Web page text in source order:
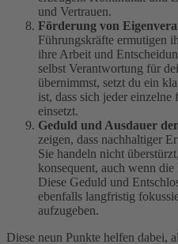
und Vertrauen.
Förderung von
Führungskräfte ermutigen
ihre Arbeit und
selbst Verantwortung für
übernimmst, setzt du ein
ist, dass sich jeder
einsetzt.
Geduld und Ausdauer
zeigen, dass nachhaltiger
Sie handeln nicht
konsequent, auch wenn
Diese Geduld und
ebenfalls langfristig
aufzugeben.
Diese neun Punkte helfen dabei,